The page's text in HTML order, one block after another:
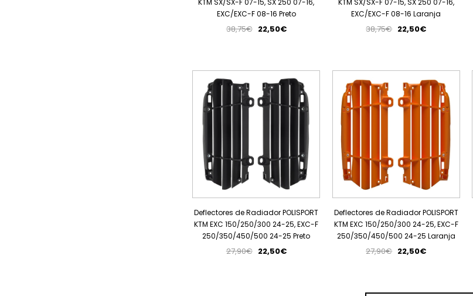
KTM SX/SX-F 07-15, SX 250 07-16,
EXC/EXC-F 08-16 Preto
38,75€ 22,50€
KTM SX/SX-F 07-15, SX 250 07-16,
EXC/EXC-F 08-16 Laranja
38,75€ 22,50€
PROMOÇÃO
Deflectores de Radiador POLISPORT
KTM EXC 150/250/300 24-25, EXC-F
250/350/450/500 24-25 Preto
27,90€ 22,50€
Deflectores de Radiador POLISPORT
KTM EXC 150/250/300 24-25, EXC-F
250/350/450/500 24-25 Laranja
27,90€ 22,50€